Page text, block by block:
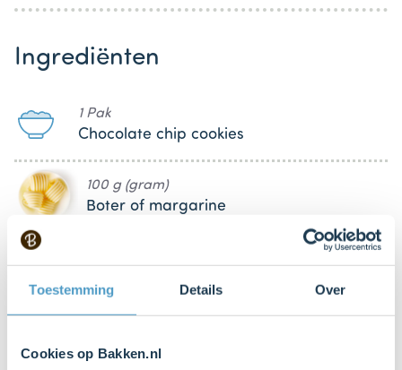
Toestemming Details Over
Cookies op Bakken.nl
Ingrediënten
1 Pak
Chocolate chip cookies
100 g (gram)
Boter of margarine
1 Zakje(s)
chocolade